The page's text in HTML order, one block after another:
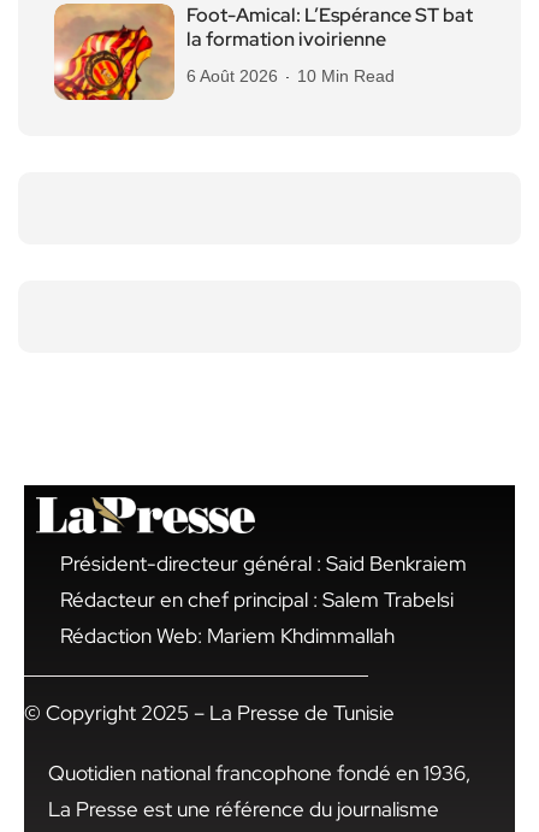
Foot-Amical: L’Espérance ST bat
la formation ivoirienne
6 Août 2026 10 Min Read
Président-directeur général : Said Benkraiem
Rédacteur en chef principal : Salem Trabelsi
Rédaction Web: Mariem Khdimmallah
© Copyright 2025 – La Presse de Tunisie
Quotidien national francophone fondé en 1936,
La Presse est une référence du journalisme